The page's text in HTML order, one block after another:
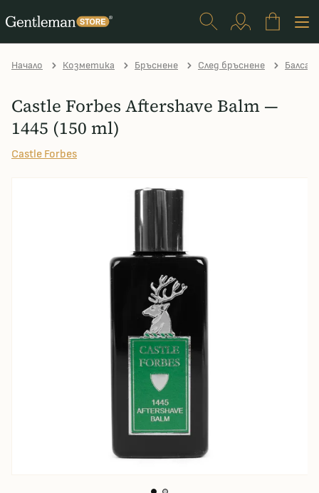
Начало Козметика Бръснене След бръснене Балсам
Castle Forbes Aftershave Balm —
1445 (150 ml)
Castle Forbes